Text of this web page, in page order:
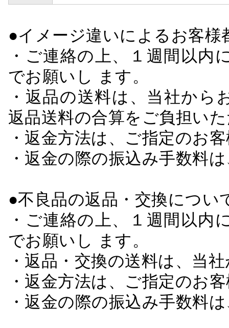
●イメージ違いによるお客
・ご連絡の上、１週間以
でお願いし ます。
・返品の送料は、当社か
返品送料の合算をご負担い
・返金方法は、ご指定のお
・返金の際の振込み手数料
●不良品の返品・交換につい
・ご連絡の上、１週間以
でお願いし ます。
・返品・交換の送料は、当
・返金方法は、ご指定のお
・返金の際の振込み手数料